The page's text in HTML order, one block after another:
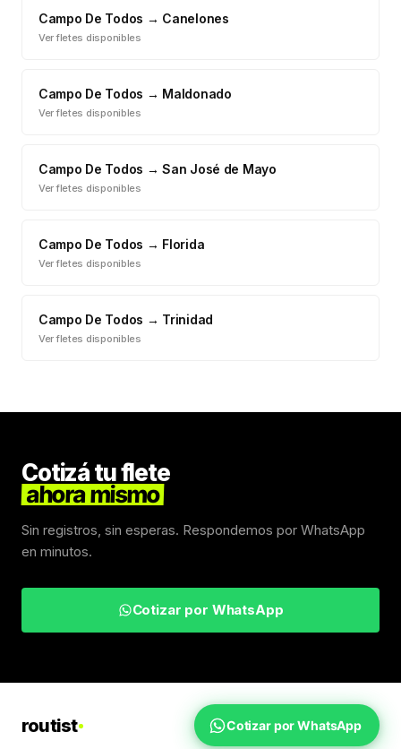
Campo De Todos → Canelones
Ver fletes disponibles
Campo De Todos → Maldonado
Ver fletes disponibles
Campo De Todos →San José de Mayo
Ver fletes disponibles
Campo De Todos → Florida
Ver fletes disponibles
Campo De Todos → Trinidad
Ver fletes disponibles
Cotizá tu flete
ahora mismo
Sin registros, sin esperas. Respondemos por WhatsApp
en minutos.
Cotizar por WhatsApp
routist Fletes UruguayInicio
Cotizar por WhatsApp